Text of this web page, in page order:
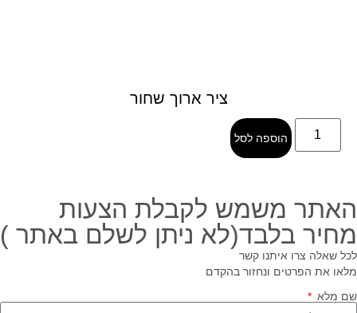
ציר ארוך שחור
הוספה לסל
משמש לקבלת הצעות
בלבד(לא ניתן לשלם באתר )
שאלה צרו איתנו קשר
את הפרטים ונחזור בהקדם
מלא